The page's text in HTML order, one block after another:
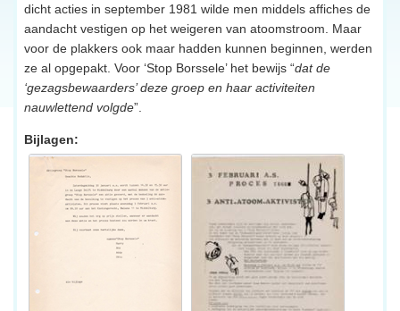
dicht acties in september 1981 wilde men middels affiches de
aandacht vestigen op het weigeren van atoomstroom. Maar
voor de plakkers ook maar hadden kunnen beginnen, werden
ze al opgepakt. Voor ‘Stop Borssele’ het bewijs “dat de
‘gezagsbewaarders’ deze groep en haar activiteiten
nauwlettend volgde”.
Bijlagen: